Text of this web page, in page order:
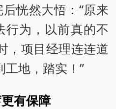
恍然大悟：“原来
行为，以前真的不
，项目经理连连道
工地，踏实！”
有保障